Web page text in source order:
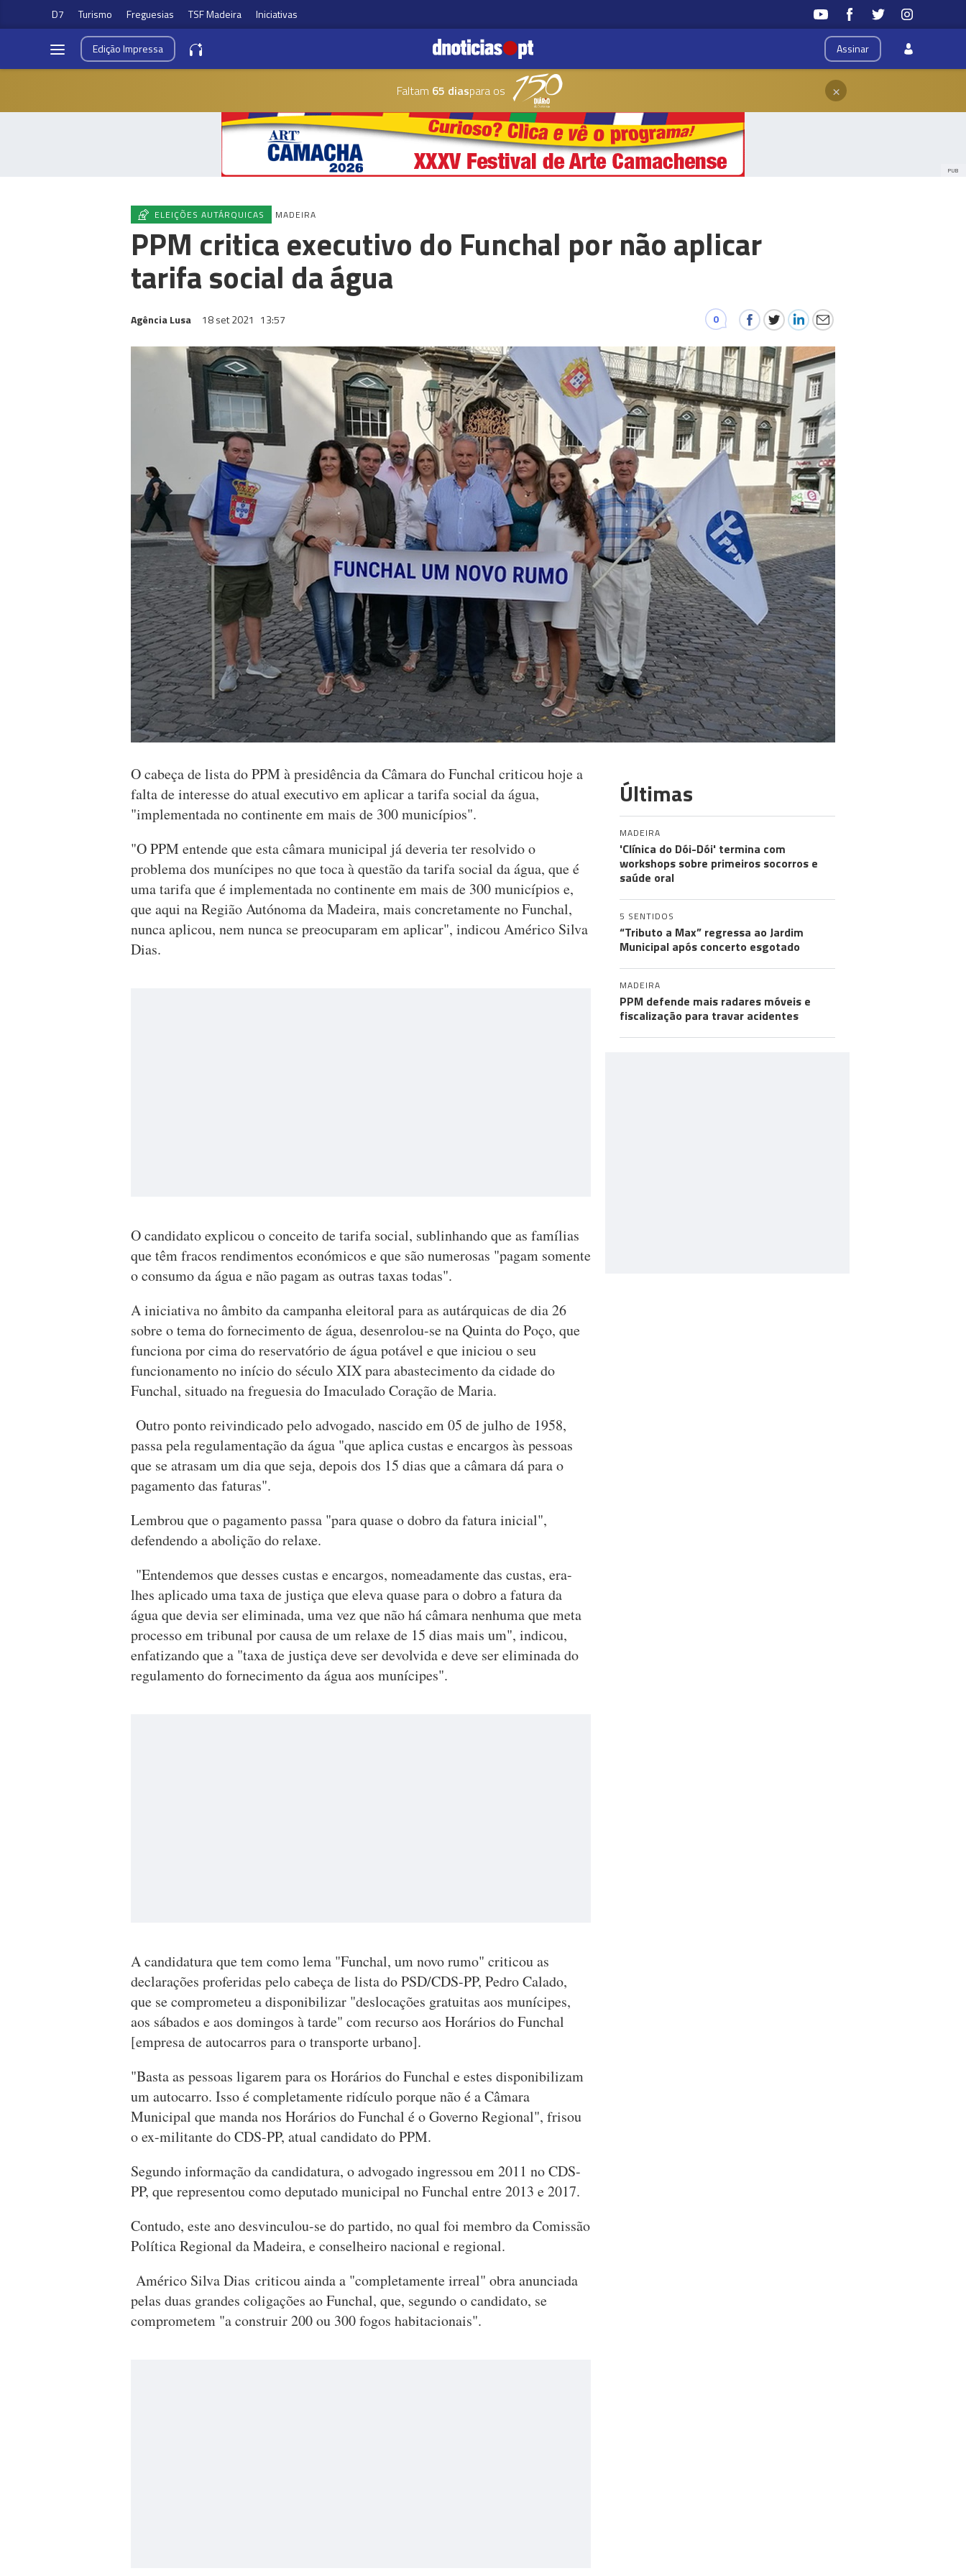
D7 Turismo Freguesias TSF Madeira Iniciativas
Assinar
EdiçãoImpressa
Faltam 65 diaspara os ×
PUB
ELEIÇÕES AUTÁRQUICAS MADEIRA
PPM critica executivo do Funchal por não aplicar
tarifa social da água
Agência Lusa 18 set 2021 13:57 0
O cabeça de lista do PPM à presidência da Câmara do Funchal criticou hoje a
falta de interesse do atual executivo em aplicar a tarifa social da água,
"implementada no continente em mais de 300 municípios".
"O PPM entende que esta câmara municipal já deveria ter resolvido o
problema dos munícipes no que toca à questão da tarifa social da água, que é
uma tarifa que é implementada no continente em mais de 300 municípios e,
que aqui na Região Autónoma da Madeira, mais concretamente no Funchal,
nunca aplicou, nem nunca se preocuparam em aplicar", indicou Américo Silva
Dias.
O candidato explicou o conceito de tarifa social, sublinhando que as famílias
que têm fracos rendimentos económicos e que são numerosas "pagam somente
o consumo da água e não pagam as outras taxas todas".
A iniciativa no âmbito da campanha eleitoral para as autárquicas de dia 26
sobre o tema do fornecimento de água, desenrolou-se na Quinta do Poço, que
funciona por cima do reservatório de água potável e que iniciou o seu
funcionamento no início do século XIX para abastecimento da cidade do
Funchal, situado na freguesia do Imaculado Coração de Maria.
Outro ponto reivindicado pelo advogado, nascido em 05 de julho de 1958,
passa pela regulamentação da água "que aplica custas e encargos às pessoas
que se atrasam um dia que seja, depois dos 15 dias que a câmara dá para o
pagamento das faturas".
Lembrou que o pagamento passa "para quase o dobro da fatura inicial",
defendendo a abolição do relaxe.
"Entendemos que desses custas e encargos, nomeadamente das custas, era-
lhes aplicado uma taxa de justiça que eleva quase para o dobro a fatura da
água que devia ser eliminada, uma vez que não há câmara nenhuma que meta
processo em tribunal por causa de um relaxe de 15 dias mais um", indicou,
enfatizando que a "taxa de justiça deve ser devolvida e deve ser eliminada do
regulamento do fornecimento da água aos munícipes".
A candidatura que tem como lema "Funchal, um novo rumo" criticou as
declarações proferidas pelo cabeça de lista do PSD/CDS-PP, Pedro Calado,
que se comprometeu a disponibilizar "deslocações gratuitas aos munícipes,
aos sábados e aos domingos à tarde" com recurso aos Horários do Funchal
[empresa de autocarros para o transporte urbano].
"Basta as pessoas ligarem para os Horários do Funchal e estes disponibilizam
um autocarro. Isso é completamente ridículo porque não é a Câmara
Municipal que manda nos Horários do Funchal é o Governo Regional", frisou
o ex-militante do CDS-PP, atual candidato do PPM.
Segundo informação da candidatura, o advogado ingressou em 2011 no CDS-
PP, que representou como deputado municipal no Funchal entre 2013 e 2017.
Contudo, este ano desvinculou-se do partido, no qual foi membro da Comissão
Política Regional da Madeira, e conselheiro nacional e regional.
Américo Silva Dias criticou ainda a "completamente irreal" obra anunciada
pelas duas grandes coligações ao Funchal, que, segundo o candidato, se
comprometem "a construir 200 ou 300 fogos habitacionais".
Últimas
MADEIRA
'Clínica do Dói-Dói' termina com
workshops sobre primeiros socorros e
saúde oral
5 SENTIDOS
“Tributo a Max” regressa ao Jardim
Municipal após concerto esgotado
MADEIRA
PPM defende mais radares móveis e
fiscalização para travar acidentes